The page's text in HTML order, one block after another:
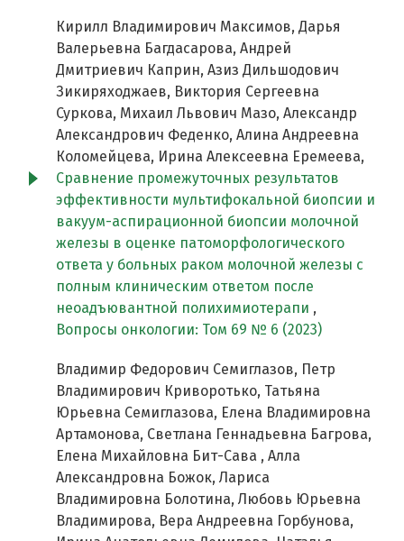
Кирилл Владимирович Максимов, Дарья
Валерьевна Багдасарова, Андрей
Дмитриевич Каприн, Азиз Дильшодович
Зикиряходжаев, Виктория Сергеевна
Суркова, Михаил Львович Мазо, Александр
Александрович Феденко, Алина Андреевна
Коломейцева, Ирина Алексеевна Еремеева,
Сравнение промежуточных результатов
эффективности мультифокальной биопсии и
вакуум-аспирационной биопсии молочной
железы в оценке патоморфологического
ответа у больных раком молочной железы с
полным клиническим ответом после
неоадъювантной полихимиотерапи ,
Вопросы онкологии: Том 69 № 6 (2023)
Владимир Федорович Семиглазов, Петр
Владимирович Криворотько, Татьяна
Юрьевна Семиглазова, Елена Владимировна
Артамонова, Светлана Геннадьевна Багрова,
Елена Михайловна Бит-Сава , Алла
Александровна Божок, Лариса
Владимировна Болотина, Любовь Юрьевна
Владимирова, Вера Андреевна Горбунова,